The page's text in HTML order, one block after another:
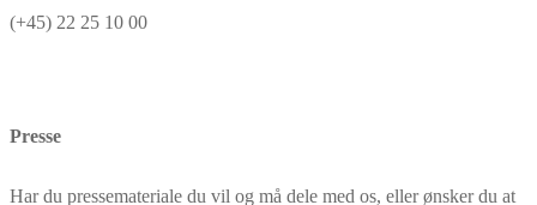
(+45) 22 25 10 00
Presse
Har du pressemateriale du vil og må dele med os, eller ønsker du at